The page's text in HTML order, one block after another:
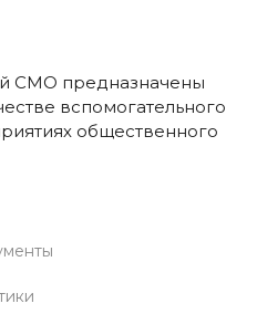
СМО предназначены
вспомогательного
общественного